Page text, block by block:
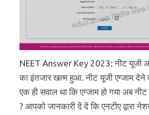
NEET Answer Key 2023: नीट यूजी
का इंतजार खत्म हुआ. नीट यूजी एग्जाम देने
एक ही सवाल था कि एग्जाम हो गया अब
? आपको जानकारी दें दें कि एनटीए द्वारा